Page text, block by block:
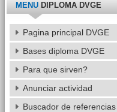
MENUDIPLOMA DVGE
Pagina principal DVGE
Bases diploma DVGE
Para que sirven?
Anunciar actividad
Buscador de referencias